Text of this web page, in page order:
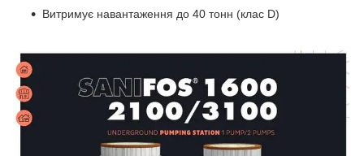
Витримує навантаження до 40 тонн (клас D)